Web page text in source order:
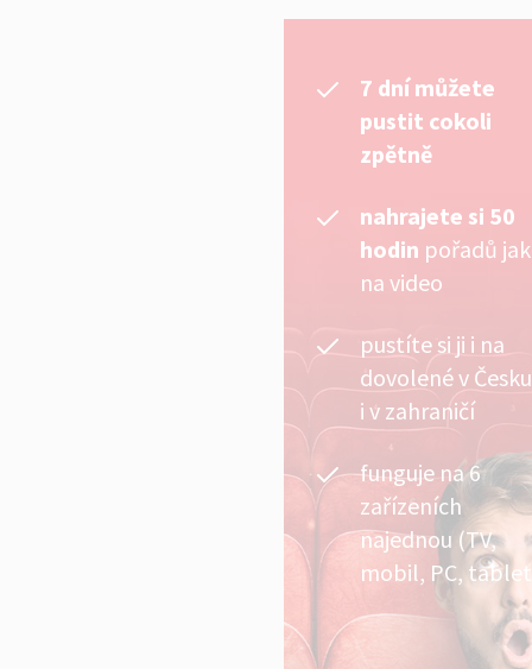
7 dní můžete
pustit cokoli
zpětně
nahrajete si 50
hodin pořadů
na video
pustíte si ji i na
dovolené v Česku
i v zahraničí
funguje na 6
zařízeních
najednou (TV,
mobil, PC,